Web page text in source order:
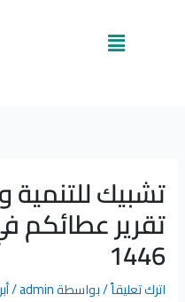
القائمة
تشبيك للتنمية
تقرير
1446
اترك تعليقاً/ بواسطةadmin
/